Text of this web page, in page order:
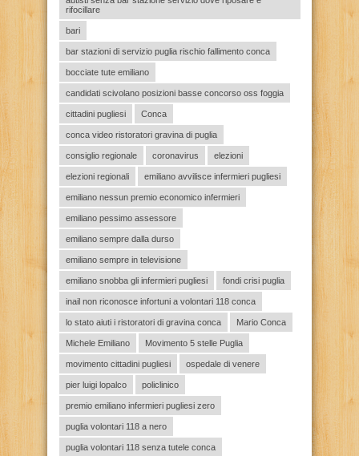
rifocillare
bari
bar stazioni di servizio puglia rischio fallimento conca
bocciate tute emiliano
candidati scivolano posizioni basse concorso oss foggia
cittadini pugliesi Conca
conca video ristoratori gravina di puglia
consiglio regionale coronavirus elezioni
elezioni regionali emiliano avvilisce infermieri pugliesi
emiliano nessun premio economico infermieri
emiliano pessimo assessore
emiliano sempre dalla durso
emiliano sempre in televisione
emiliano snobba gli infermieri pugliesi fondi crisi puglia
inail non riconosce infortuni a volontari 118 conca
lo stato aiuti i ristoratori di gravina conca Mario Conca
Michele Emiliano Movimento 5 stelle Puglia
movimento cittadini pugliesi ospedale di venere
pier luigi lopalco policlinico
premio emiliano infermieri pugliesi zero
puglia volontari 118 a nero
puglia volontari 118 senza tutele conca